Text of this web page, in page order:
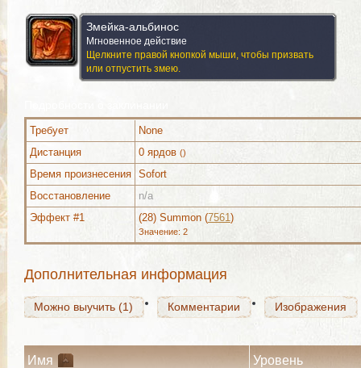
Змейка-альбинос
Мгновенное действие
Щелкните правой кнопкой мыши, чтобы призвать
или отпустить змею.
Требует
None
Дистанция
0 ярдов ()
Время произнесения Sofort
Восстановление
n/a
Эффект #1
(28) Summon (7561)
Значение: 2
Дополнительная информация
Можно выучить (1)
Можно выучить (1) Комментарии Изображения
Можно выучить (1) Комментарии Изображения
Имя Уровень